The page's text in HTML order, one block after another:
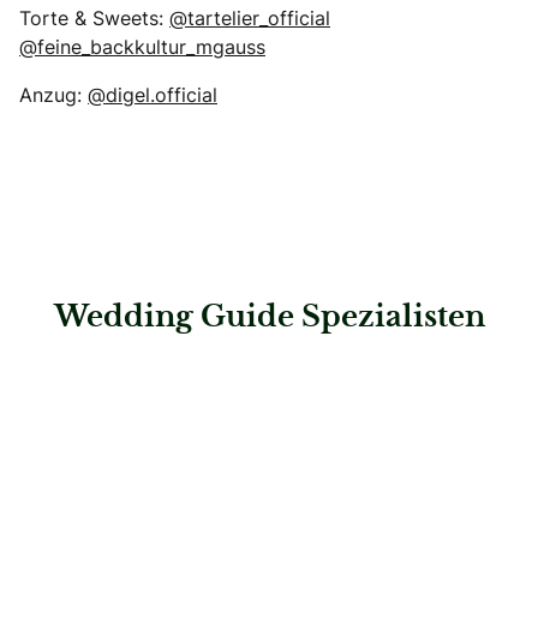
Torte & Sweets: @tartelier_official
@feine_backkultur_mgauss
Anzug: @digel.official
Wedding Guide Spezialisten